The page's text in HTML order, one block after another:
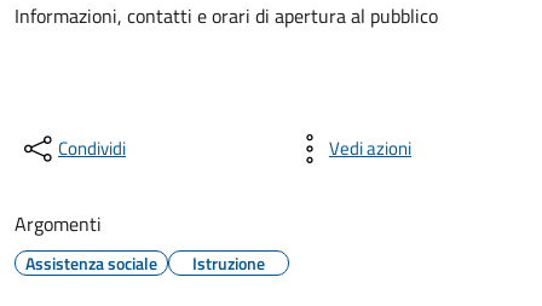
Informazioni, contatti e orari di apertura al pubblico
Condividi Vedi azioni
Argomenti
Assistenza sociale Istruzione